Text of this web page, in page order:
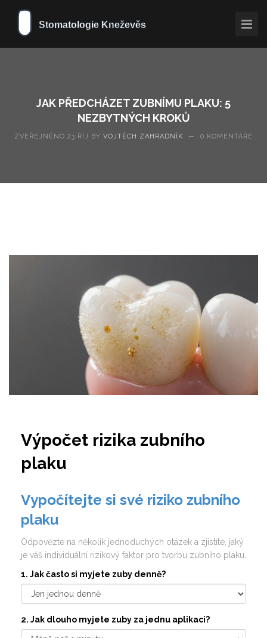
JAK PŘEDCHÁZET ZUBNÍMU PLAKU: 5
NEZBYTNÝCH KROKŮ
ZVEŘEJNĚNO 23 ŘÍJ BY VOJTĚCH ZAHRADNÍK — 0 KOMENTÁŘE
Výpočet rizika zubního
plaku
Vypočítejte si své riziko zubního
plaku
Odpovězte na několik jednoduchých otázek a zjistíte, jaký
je váš individuální rizikový faktor pro tvorbu zubního plaku.
1. Jak často si myjete zuby denně?
2. Jak dlouho myjete zuby za jednu aplikaci?